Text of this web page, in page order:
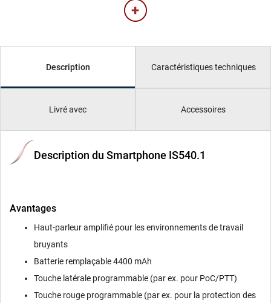
Description Caractéristiques techniques
Livré avec Accessoires
Description du Smartphone IS540.1
Avantages
Haut-parleur amplifié pour les environnements de travail
bruyants
Batterie remplaçable 4400 mAh
Touche latérale programmable (par ex. pour PoC/PTT)
Touche rouge programmable (par ex. pour la protection des